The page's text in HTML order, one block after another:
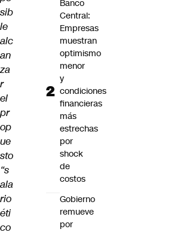
sib
le
alc
an
za
r
el
pr
op
ue
sto
“s
ala
rio
éti
co
Banco
Central:
Empresas
muestran
optimismo
menor
y
condiciones
financieras
más
estrechas
por
shock
de
costos
Gobierno
remueve
por